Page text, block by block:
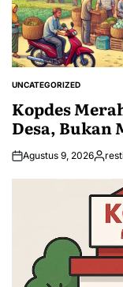
POSTED
UNCATEGORIZED
Kopdes
Desa, Bukan
Agustus 9, 2026Posted